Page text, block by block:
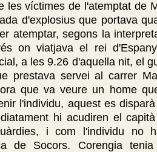
les víctimes de l'atemptat de
d'explosius que portava
atemptar, segons la
on viatjava el rei
a les 9.26 d'aquella nit, el
prestava servei al carrer
que va veure un home
l'individu, aquest es
hi acudiren el
i com l'individu no
de Socors. Corengia